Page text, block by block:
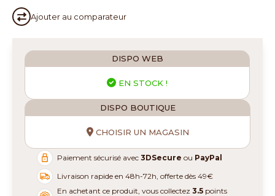
Ajouter au comparateur
DISPO WEB
EN STOCK !
DISPO BOUTIQUE
CHOISIR UN MAGASIN
Paiement sécurisé avec3DSecure ou PayPal
Livraison rapide en 48h-72h, offerte dès 49€
En achetant ce produit, vous collectez3.5 points